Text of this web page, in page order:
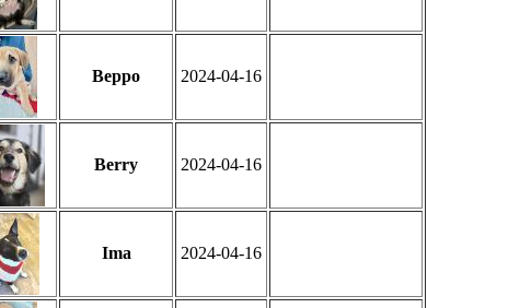
Beppo 2024-04-16
Berry 2024-04-16
Ima 2024-04-16